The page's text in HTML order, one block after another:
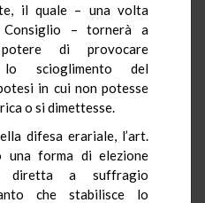
il quale – una volta
Consiglio – tornerà a
di provocare
lo scioglimento del
in cui non potesse
o si dimettesse.
difesa erariale, l’art.
una forma di elezione
diretta a suffragio
che stabilisce lo